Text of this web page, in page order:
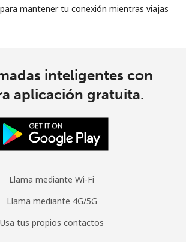
mantener tu conexión mientras viajas
inteligentes con
aplicación gratuita.
Llama mediante Wi-Fi
Llama mediante 4G/5G
Usa tus propios contactos